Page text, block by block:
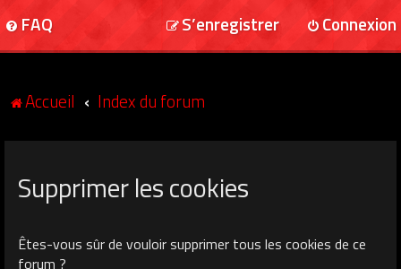
FAQ Connexion
S’enregistrer
Accueil Index du forum
Supprimer les cookies
Êtes-vous sûr de vouloir supprimer tous les cookies de ce
forum ?